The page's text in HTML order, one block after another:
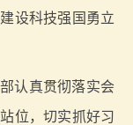
设科技强国勇立
认真贯彻落实会
位，切实抓好习